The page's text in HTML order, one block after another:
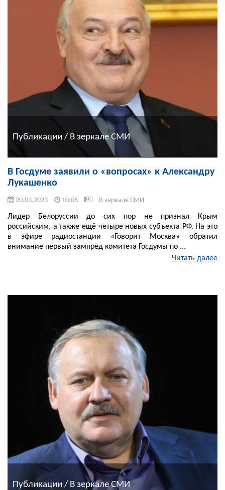
Публикации / В зеркале СМИ
В Госдуме заявили о «вопросах» к Александру
Лукашенко
20.03.2023 10:06 В зеркале СМИ
Лидер Белоруссии до сих пор не признал Крым
российским, а также ещё четыре новых субъекта РФ. На это
в эфире радиостанции «Говорит Москва» обратил
внимание первый зампред комитета Госдумы по ...
Читать далее
Публикации / В зеркале СМИ